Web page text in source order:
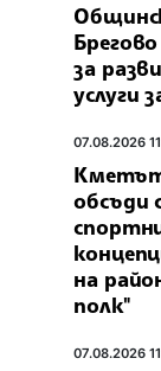
за
услуги
07.08.2026
обсъди
на
полк"
07.08.2026